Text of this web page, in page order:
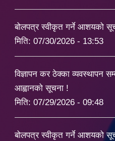
बोलपत्र स्वीकृत गर्ने आशयको
मिति: 07/30/2026 - 13:53
विज्ञापन कर ठेक्का व्यवस्थापन
आह्वानको सूचना !
मिति: 07/29/2026 - 09:48
बोलपत्र स्वीकृत गर्ने आशयको